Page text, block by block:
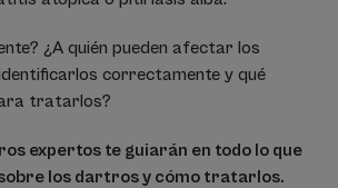
¿A quién pueden afectar los
correctamente y qué
tratarlos?
expertos te guiarán en todo lo que
los dartros y cómo tratarlos.